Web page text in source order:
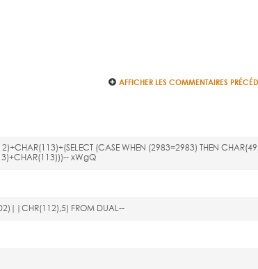
AFFICHER LES COMMENTAIRES
(CASE WHEN (2983=2983) THEN
xWgQ
FROM DUAL--